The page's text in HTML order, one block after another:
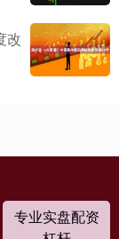
改
专业实盘配资